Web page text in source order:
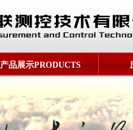
产品展示PRODUCTS